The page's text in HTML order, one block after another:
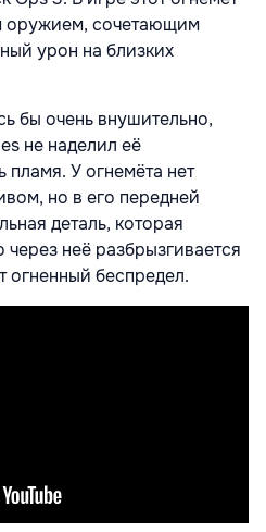
оружием, сочетающим
урон на близких
бы очень внушительно,
не наделил её
пламя. У огнемёта нет
но в его передней
деталь, которая
через неё разбрызгивается
огненный беспредел.